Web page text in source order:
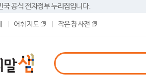
국 공식 전자정부 누리집입니다.
어휘 지도 작은 창 사전